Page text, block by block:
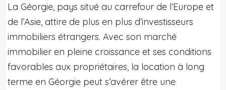
La Géorgie, pays situé au carrefour de l’Europe et
de l’Asie, attire de plus en plus d’investisseurs
immobiliers étrangers. Avec son marché
immobilier en pleine croissance et ses conditions
favorables aux propriétaires, la location à long
terme en Géorgie peut s’avérer être une